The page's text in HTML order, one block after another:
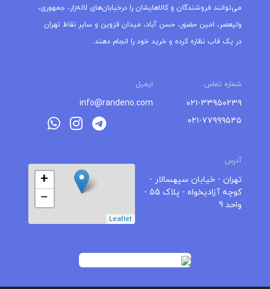
می‌توانند فروشندگان و کالاهایشان را درخیابان‌های لاله‌زار، جمهوری،
ولیعصر، امین حضور، حسن آباد، میدان قزوین و سایر نقاط تهران
در یک قاب نظاره کرده و خرید خود را انجام دهند.
شماره تماس ایمیل
۰۲۱-۳۳۹۵۰۲۳۹
۰۲۱-۷۷۹۹۹۵۴۵
info@randeno.com
آدرس
تهران - خیابان سپهسالار -
کوچه آزادیخواه - پلاک 55 -
واحد 9
+
−
Leaflet